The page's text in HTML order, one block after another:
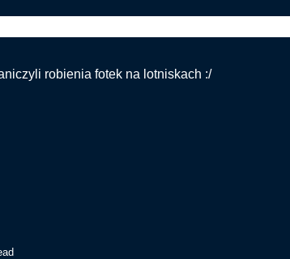
robienia fotek na lotniskach :/